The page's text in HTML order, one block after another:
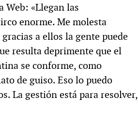
Web: «Llegan las
enorme. Me molesta
a ellos la gente puede
resulta deprimente que el
se conforme, como
de guiso. Eso lo puedo
La gestión está para resolver,